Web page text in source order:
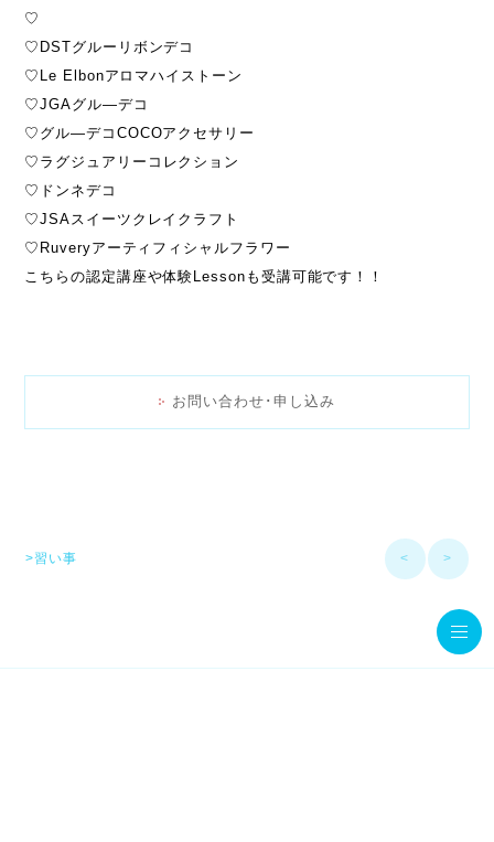
♡
♡DSTグルーリボンデコ
♡Le Elbonアロマハイストーン
♡JGAグル―デコ
♡グル―デコCOCOアクセサリー
♡ラグジュアリーコレクション
♡ドンネデコ
♡JSAスイーツクレイクラフト
♡Ruveryアーティフィシャルフラワー
こちらの認定講座や体験Lessonも受講可能です！！
お問い合わせ･申し込み
>習い事 < >